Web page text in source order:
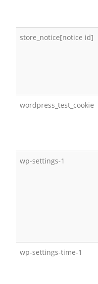
store_notice[notice id]
wordpress_test_cookie
wp-settings-1
wp-settings-time-1